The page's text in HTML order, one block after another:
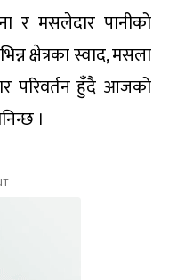
र मसलेदार पानीको
क्षेत्रका स्वाद, मसला
परिवर्तन हुँदै आजको
।